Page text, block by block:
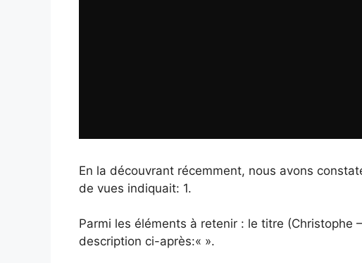
En la découvrant récemment, nous avons
de vues indiquait: 1.
Parmi les éléments à retenir : le titre (Christophe
description ci-après:« ».